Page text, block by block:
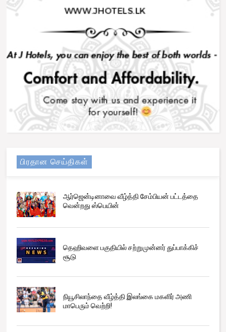
பிரதான செய்திகள்
ஆர்ஜென்டினாவை வீழ்த்தி சேம்பியன் பட்டத்தை
வென்றது ஸ்பெயின்
தெஹிவளை பகுதியில் சற்றுமுன்னர் துப்பாக்கிச்
சூடு
நியூசிலாந்தை வீழ்த்தி இலங்கை மகளிர் அணி
மாபெரும் வெற்றி!